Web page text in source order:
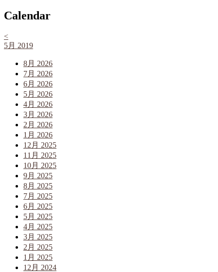
Calendar
<
5月 2019
8月 2026
7月 2026
6月 2026
5月 2026
4月 2026
3月 2026
2月 2026
1月 2026
12月 2025
11月 2025
10月 2025
9月 2025
8月 2025
7月 2025
6月 2025
5月 2025
4月 2025
3月 2025
2月 2025
1月 2025
12月 2024